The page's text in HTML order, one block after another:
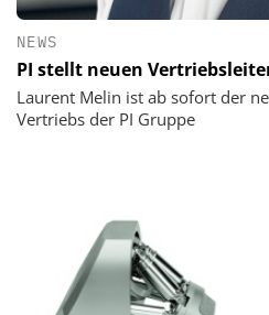
NEWS
PI stellt neuen
Laurent Melin ist ab sofort der
Vertriebs der PI Gruppe